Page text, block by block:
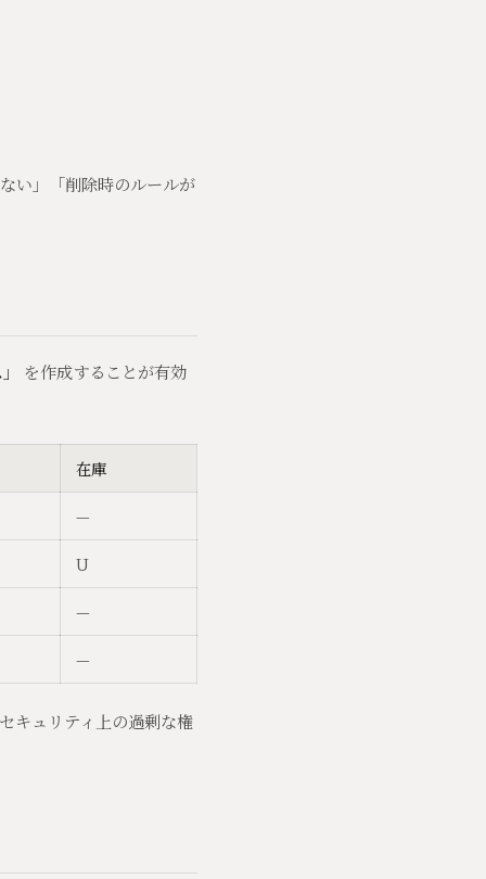
い」「削除時のルールが
を作成することが有効
在庫
—
U
—
—
キュリティ上の過剰な権